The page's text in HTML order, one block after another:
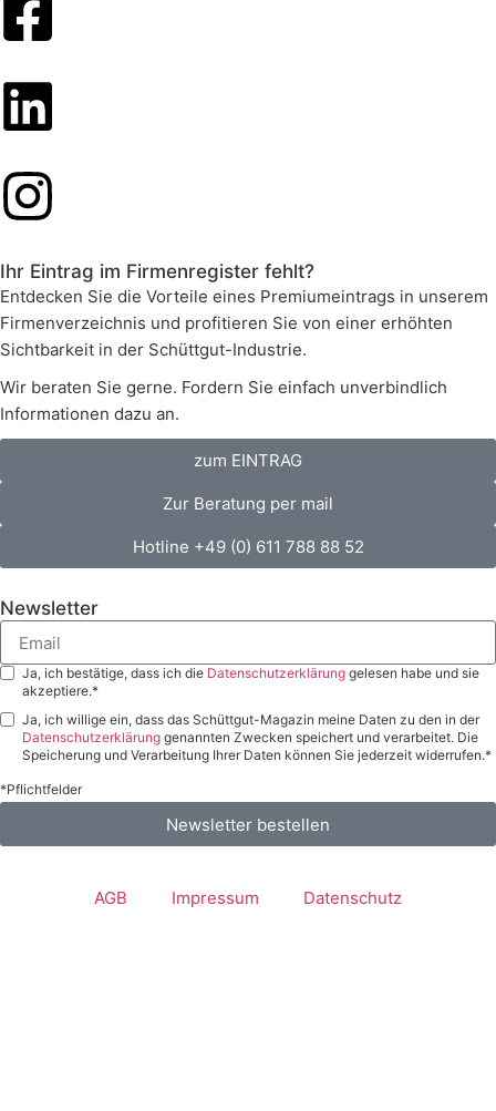
Ihr Eintrag im Firmenregister fehlt?
Entdecken Sie die Vorteile eines Premiumeintrags in unserem
Firmenverzeichnis und profitieren Sie von einer erhöhten
Sichtbarkeit in der Schüttgut-Industrie.
Wir beraten Sie gerne. Fordern Sie einfach unverbindlich
Informationen dazu an.
zum EINTRAG
Zur Beratung per mail
Hotline +49 (0) 611 788 88 52
Newsletter
Ja, ich bestätige, dass ich die Datenschutzerklärung gelesen habe und sie
akzeptiere.*
Ja, ich willige ein, dass das Schüttgut-Magazin meine Daten zu den in der
Datenschutzerklärung genannten Zwecken speichert und verarbeitet. Die
Speicherung und Verarbeitung Ihrer Daten können Sie jederzeit widerrufen.*
*Pflichtfelder
Newsletter bestellen
AGB Impressum Datenschutz